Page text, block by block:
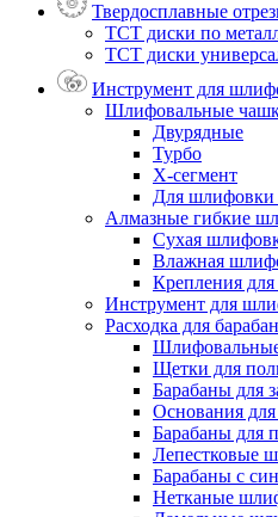
Твердосплавные
ТСТ диски по
ТСТ диски
Инструмент для
Шлифовальные
Двурядные
Турбо
Х-сегмент
Для шлифовки
Алмазные гибкие
Cухая
Влажная
Крепления
Инструмент для
Расходка для
Щетки для
Барабаны для
Основания
Барабаны для
Лепестковые
Барабаны с
Нетканые